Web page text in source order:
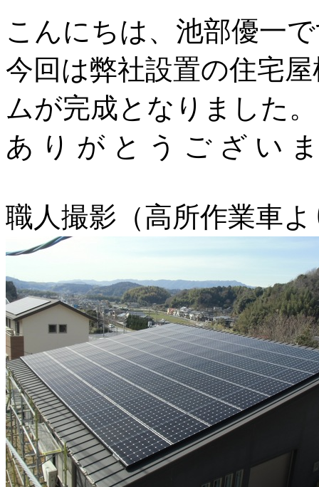
こんにちは、池部優一
今回は弊社設置の住宅
ムが完成となりました。
あ り が と う ご ざ い
職人撮影（高所作業車